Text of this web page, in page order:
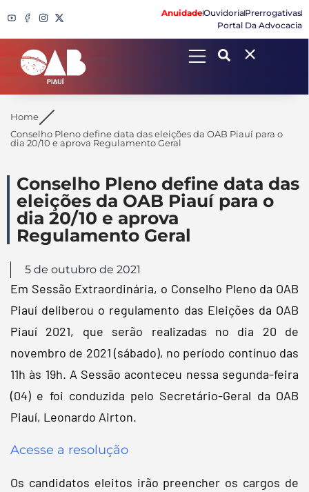
AnuidadeOuvidoriaPrerrogativas
Portal Da Advocacia
Search
Home
Conselho Pleno define data das eleições da OAB Piauí para o
dia 20/10 e aprova Regulamento Geral
Conselho Pleno define data das
eleições da OAB Piauí para o
dia 20/10 e aprova
Regulamento Geral
5 de outubro de 2021
Em Sessão Extraordinária, o Conselho Pleno da OAB
Piauí deliberou o regulamento das Eleições da OAB
Piauí 2021, que serão realizadas no dia 20 de
novembro de 2021 (sábado), no período contínuo das
11h às 19h. A Sessão aconteceu nessa segunda-feira
(04) e foi conduzida pelo Secretário-Geral da OAB
Piauí, Leonardo Airton.
Acesse a resolução
Os candidatos eleitos irão preencher os cargos de